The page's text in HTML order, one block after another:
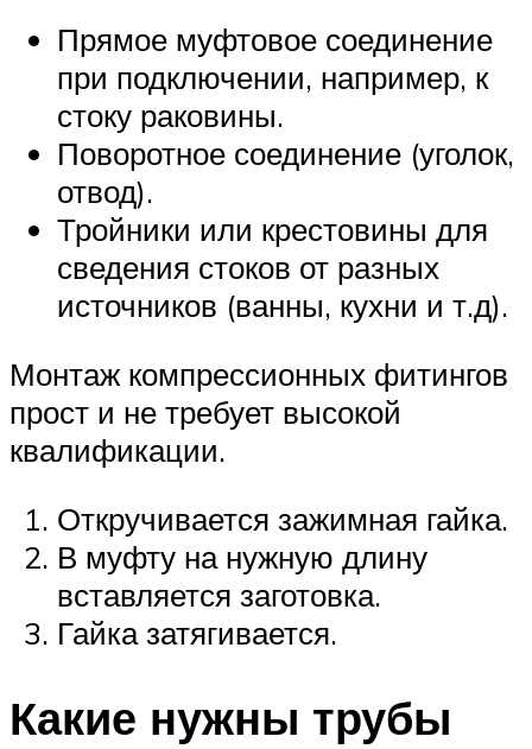
Прямое муфтовое соединение
при подключении, например, к
стоку раковины.
Поворотное соединение (уголок,
отвод).
Тройники или крестовины для
сведения стоков от разных
источников (ванны, кухни и т.д).
Монтаж компрессионных фитингов
прост и не требует высокой
квалификации.
Откручивается зажимная гайка.
В муфту на нужную длину
вставляется заготовка.
Гайка затягивается.
Какие нужны трубы